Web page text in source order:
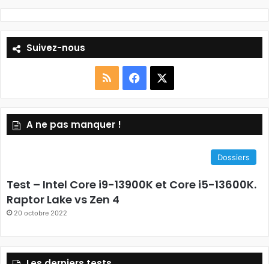
Suivez-nous
S
S
a
k
A ne pas manquer !
Dossiers
Test – Intel Core i9-13900K et Core i5-13600K.
Raptor Lake vs Zen 4
20 octobre 2022